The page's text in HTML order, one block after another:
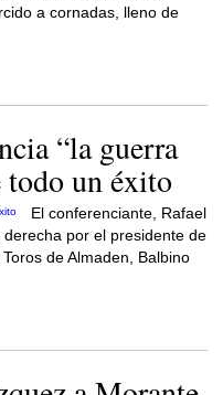
a cornadas, lleno de
“la guerra
un éxito
El conferenciante, Rafael
por el presidente de
de Almaden, Balbino